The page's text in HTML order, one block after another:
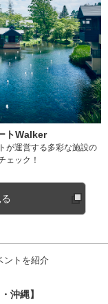
トWalker
が運営する多彩な施設の
ェック！
ントを紹介
沖縄】